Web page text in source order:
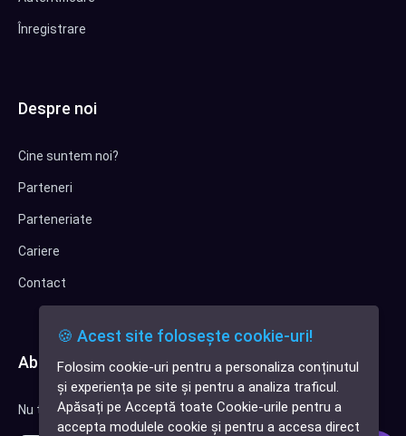
✕
Cauți o aplicație
software?
Înregistrare
Despre noi
Cine suntem noi?
Parteneri
Parteneriate
Cariere
Contact
Abonează-te la newsletter
Nu trimitem spam, deci nu îți face griji.
🍪 Acest site folosește cookie-uri!
Folosim cookie-uri pentru a personaliza conținutul
și experiența pe site și pentru a analiza traficul.
Apăsați pe Acceptă toate Cookie-urile pentru a
accepta modulele cookie și pentru a accesa direct